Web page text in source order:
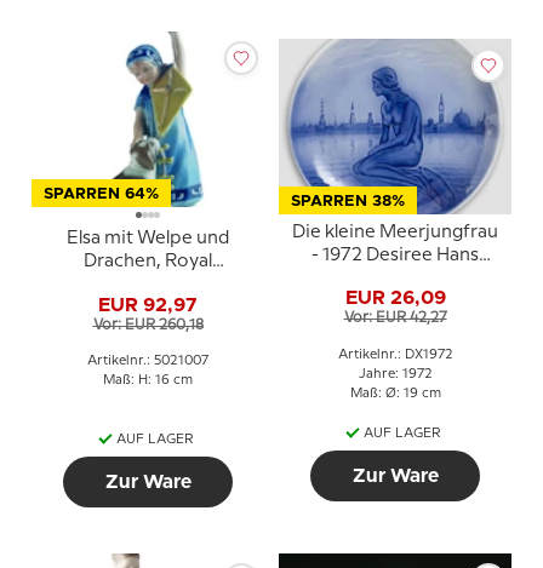
SPARREN 64%
Elsa mit Welpe und
Drachen, Royal
007
EUR 92,97
Vor: EUR 260,18
Artikelnr.: 5021007
Maß: H: 16 cm
AUF LAGER
Zur Ware
SPARREN 38%
Die kleine Meerjungfrau
- 1972 Desiree Hans
Weihnachtsteller
EUR 26,09
Vor: EUR 42,27
Artikelnr.: DX1972
Jahre: 1972
Maß: Ø: 19 cm
AUF LAGER
Zur Ware